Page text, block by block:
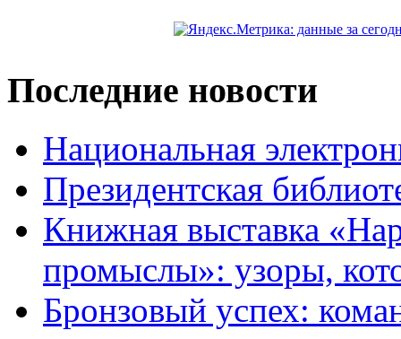
Последние новости
Национальная
Президентская
Книжная выставка
промыслы»: узоры,
Бронзовый успех: